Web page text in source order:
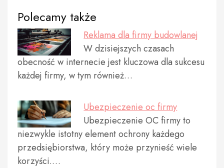
Polecamy także
Reklama dla firmy budowlanej
W dzisiejszych czasach
obecność w internecie jest kluczowa dla sukcesu
każdej firmy, w tym również…
Ubezpieczenie oc firmy
Ubezpieczenie OC firmy to
niezwykle istotny element ochrony każdego
przedsiębiorstwa, który może przynieść wiele
korzyści.…